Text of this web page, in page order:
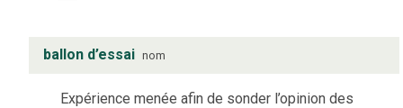
ballon d’essai nom
Expérience menée afin de sonder l’opinion des